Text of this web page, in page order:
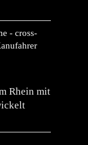
Rhein mit